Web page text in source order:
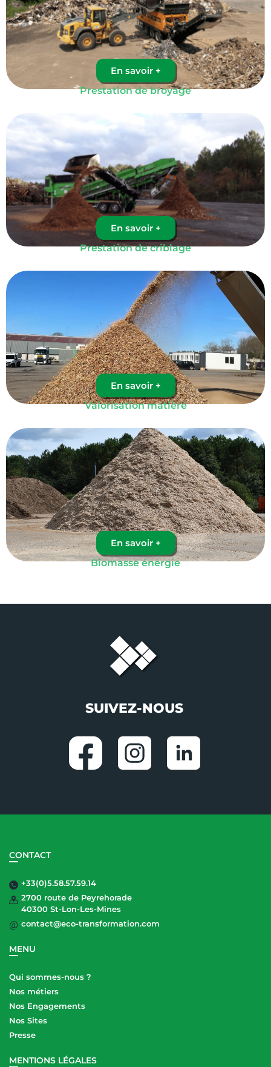
En savoir +
Prestation de broyage
En savoir +
Prestation de criblage
En savoir +
Valorisation matière
En savoir +
Biomasse énergie
SUIVEZ-NOUS
CONTACT
+33(0)5.58.57.59.14
2700 route de Peyrehorade
40300 St-Lon-Les-Mines
contact@eco-transformation.com
MENU
Qui sommes-nous ?
Nos métiers
Nos Engagements
Nos Sites
Presse
MENTIONS LÉGALES